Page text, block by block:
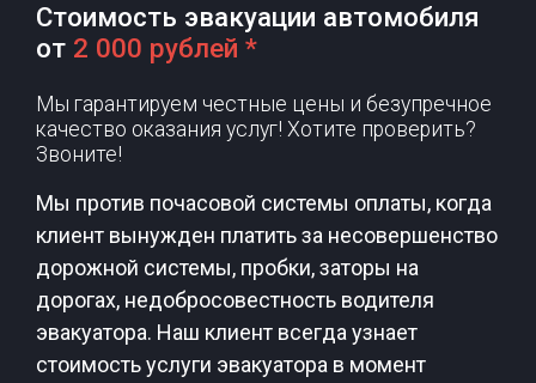
Стоимость эвакуации автомобиля
от 2 000 рублей *
Мы гарантируем честные цены и безупречное
качество оказания услуг! Хотите проверить?
Звоните!
Мы против почасовой системы оплаты, когда
клиент вынужден платить за несовершенство
дорожной системы, пробки, заторы на
дорогах, недобросовестность водителя
эвакуатора. Наш клиент всегда узнает
стоимость услуги эвакуатора в момент